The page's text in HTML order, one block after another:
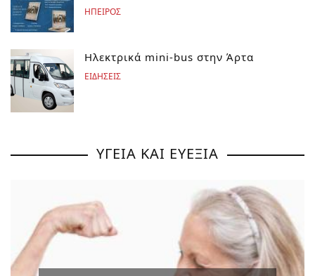
ΗΠΕΙΡΟΣ
Ηλεκτρικά mini-bus στην Άρτα
ΕΙΔΗΣΕΙΣ
ΥΓΕΙΑ ΚΑΙ ΕΥΕΞΙΑ